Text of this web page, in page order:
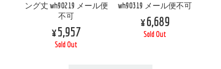
ング丈 wh90219 メール便
不可
¥5,957
Sold Out
wh90319 メール便不可
¥6,689
Sold Out